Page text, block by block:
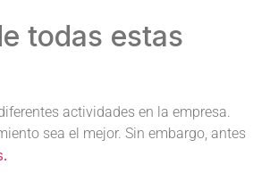
todas estas
actividades en la empresa.
sea el mejor. Sin embargo, antes